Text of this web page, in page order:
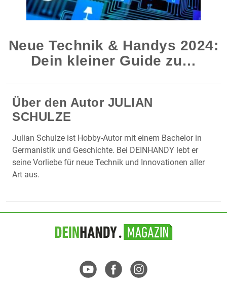
Neue Technik & Handys 2024:
Dein kleiner Guide zu…
Über den Autor JULIAN
SCHULZE
Julian Schulze ist Hobby-Autor mit einem Bachelor in
Germanistik und Geschichte. Bei DEINHANDY lebt er
seine Vorliebe für neue Technik und Innovationen aller
Art aus.